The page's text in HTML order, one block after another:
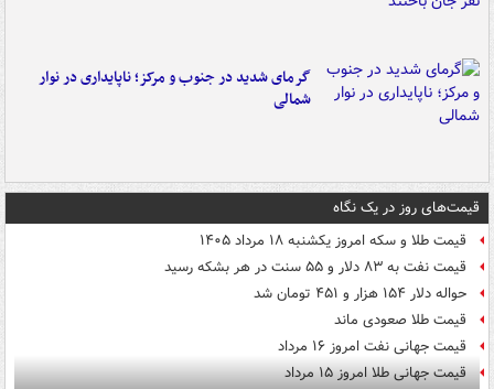
گرمای شدید در جنوب و مرکز؛ ناپایداری در نوار
شمالی
قیمت‌های روز در یک نگاه
قیمت طلا و سکه امروز یکشنبه ۱۸ مرداد ۱۴۰۵
قیمت نفت به ۸۳ دلار و ۵۵ سنت در هر بشکه رسید
حواله دلار ۱۵۴ هزار و ۴۵۱ تومان شد
قیمت طلا صعودی ماند
قیمت جهانی نفت امروز ۱۶ مرداد
قیمت جهانی طلا امروز ۱۵ مرداد